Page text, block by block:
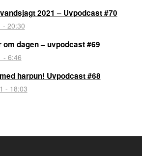
2021 – Uvpodcast #70
- 20:30
om dagen – uvpodcast #69
- 6:46
harpun! Uvpodcast #68
- 18:03